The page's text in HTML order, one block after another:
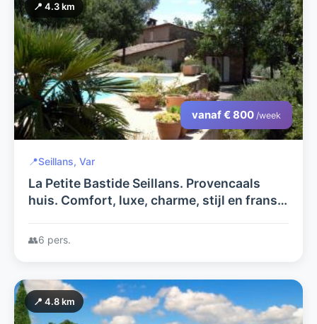
📍 4.3 km
vanaf € 800 /week
📍Seillans, Var
La Petite Bastide Seillans. Provencaals
huis. Comfort, luxe, charme, stijl en franse
maar niet eenzaam.
👥6 pers.
📍 4.8 km